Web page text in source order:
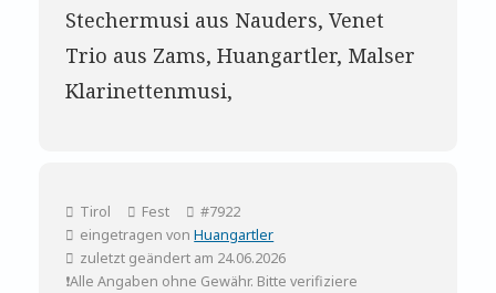
Stechermusi aus Nauders, Venet
Trio aus Zams, Huangartler, Malser
Klarinettenmusi,
Tirol Fest
#7922
eingetragen vonHuangartler
zuletzt geändert am 24.06.2026
❗Alle Angaben ohne Gewähr. Bitte verifiziere